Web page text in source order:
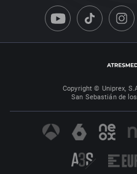
Copyright © Uniprex,
San Sebastián de